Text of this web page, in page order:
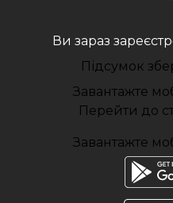
Ви зараз
Підсумок
Завантажте
Перейти до
Завантажте